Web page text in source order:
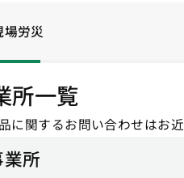
場労災
所一覧
に関するお問い合わせはお
所